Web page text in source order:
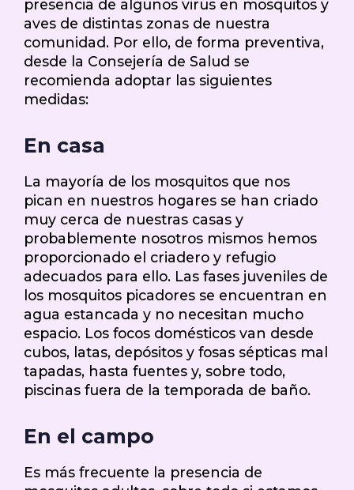
presencia de algunos virus en mosquitos y
aves de distintas zonas de nuestra
comunidad. Por ello, de forma preventiva,
desde la Consejería de Salud se
recomienda adoptar las siguientes
medidas:
En casa
La mayoría de los mosquitos que nos
pican en nuestros hogares se han criado
muy cerca de nuestras casas y
probablemente nosotros mismos hemos
proporcionado el criadero y refugio
adecuados para ello. Las fases juveniles de
los mosquitos picadores se encuentran en
agua estancada y no necesitan mucho
espacio. Los focos domésticos van desde
cubos, latas, depósitos y fosas sépticas mal
tapadas, hasta fuentes y, sobre todo,
piscinas fuera de la temporada de baño.
En el campo
Es más frecuente la presencia de